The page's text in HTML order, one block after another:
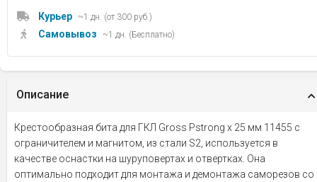
Курьер ~1 дн. (от 300 руб.)
Самовывоз ~1 дн. (Бесплатно)
Описание
Крестообразная бита для ГКЛ Gross Pstrong x 25 мм 11455 c
ограничителем и магнитом, из стали S2, используется в
качестве оснастки на шуруповертах и отвертках. Она
оптимально подходит для монтажа и демонтажа саморезов со